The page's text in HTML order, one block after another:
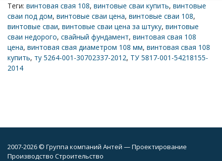
Теги: винтовая свая 108, винтовые сваи купить, винтовые
сваи под дом, винтовые сваи цена, винтовые сваи 108,
винтовые сваи, винтовые сваи цена за штуку, винтовые
сваи недорого, свайный фундамент, винтовая свая 108
цена, винтовая свая диаметром 108 мм, винтовая свая 108
купить, ту 5264-001-30702337-2012, ТУ 5817-001-54218155-
2014
2007-2026 © Группа компаний Антей — Проектирование
Производство Строительство